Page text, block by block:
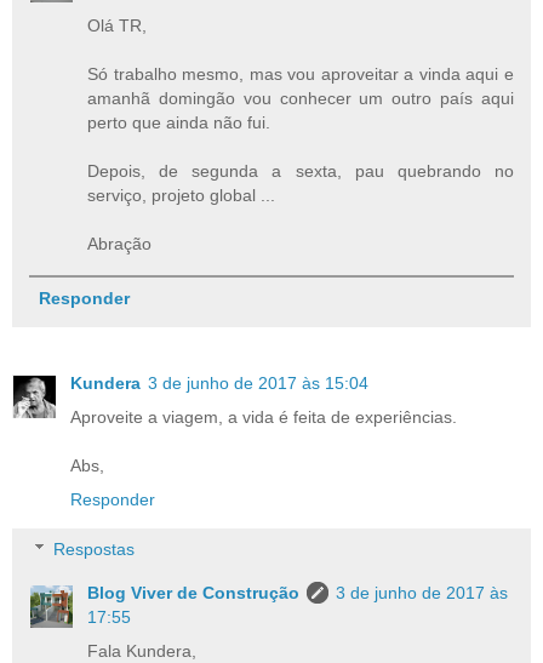
Olá TR,
Só trabalho mesmo, mas vou aproveitar a vinda aqui e
amanhã domingão vou conhecer um outro país aqui
perto que ainda não fui.
Depois, de segunda a sexta, pau quebrando no
serviço, projeto global ...
Abração
Responder
Kundera 3 de junho de 2017 às 15:04
Aproveite a viagem, a vida é feita de experiências.
Abs,
Responder
Respostas
Blog Viver de Construção
3 de junho de 2017 às
17:55
Fala Kundera,